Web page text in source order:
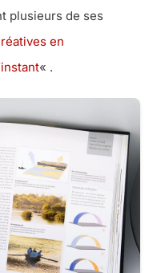
plusieurs de ses
en
« .